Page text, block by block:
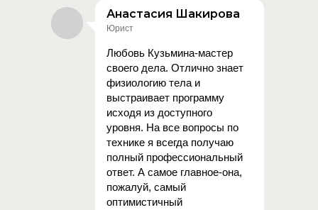
Любовь Кузьмина-мастер
своего дела. Отлично знает
физиологию тела и
выстраивает программу
исходя из доступного
уровня. На все вопросы по
технике я всегда получаю
полный профессиональный
ответ. А самое главное-она,
пожалуй, самый
оптимистичный
Анастасия Шакирова
Юрист